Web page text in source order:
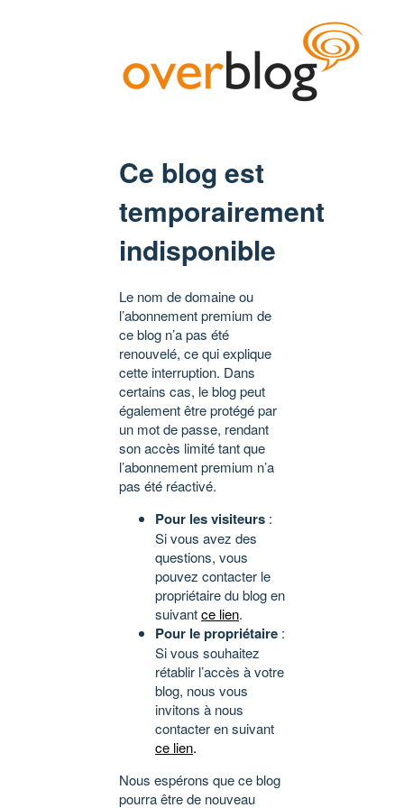
Ce blog est
temporairement
indisponible
Le nom de domaine ou
l’abonnement premium de
ce blog n’a pas été
renouvelé, ce qui explique
cette interruption. Dans
certains cas, le blog peut
également être protégé par
un mot de passe, rendant
son accès limité tant que
l’abonnement premium n’a
pas été réactivé.
Pour les visiteurs :
Si vous avez des
questions, vous
pouvez contacter le
propriétaire du blog en
suivantce lien.
Pour le propriétaire :
Si vous souhaitez
rétablir l’accès à votre
blog, nous vous
invitons à nous
contacter en suivant
ce lien.
Nous espérons que ce blog
pourra être de nouveau